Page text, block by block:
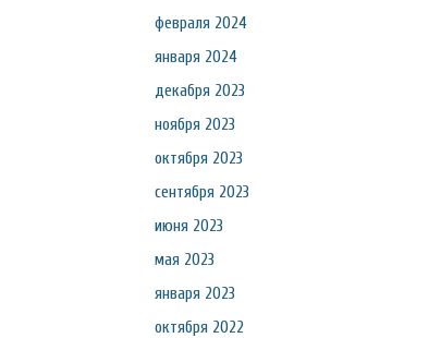
февраля 2024
января 2024
декабря 2023
ноября 2023
октября 2023
сентября 2023
июня 2023
мая 2023
января 2023
октября 2022